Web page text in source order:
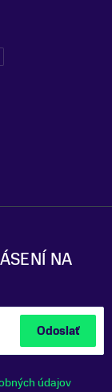
NA
Odoslať
údajov